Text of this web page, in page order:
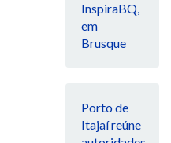
InspiraBQ,
em
Brusque
Porto de
Itajaí reúne